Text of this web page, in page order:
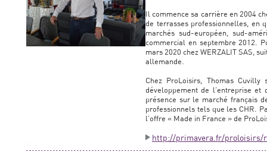
Il commence sa carrière en 2004
de terrasses professionnelles, en
marchés sud-européen, sud-
commercial en septembre 2012.
mars 2020 chez WERZALIT SAS,
allemande.
Chez ProLoisirs, Thomas
développement de l’entreprise
présence sur le marché français
professionnels tels que les CHR.
l’offre « Made in France » de
http://primavera.fr/proloisirs/